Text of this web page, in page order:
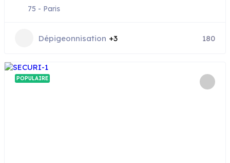
75 - Paris
Dépigeonnisation +3 180
POPULAIRE